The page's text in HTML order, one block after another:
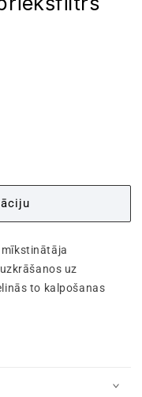
uz
to kalpošanas